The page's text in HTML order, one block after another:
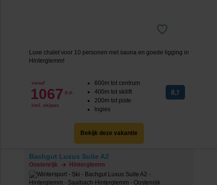
Luxe chalet voor 10 personen met sauna en goede ligging in
Hinterglemm!
vanaf
1067 p.p.
incl. skipas
600m tot centrum
400m tot skilift
200m tot piste
logies
8,7
Bekijk deze vakantie
Bachgut Luxus Suite A2
Oostenrijk Hinterglemm